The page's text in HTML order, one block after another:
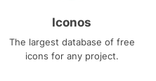
Iconos
The largest database of free
icons for any project.